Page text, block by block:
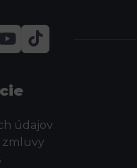
údajov
zmluvy